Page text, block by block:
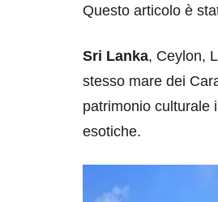
Questo articolo è
Sri Lanka, Ceylon,
stesso mare dei
patrimonio culturale
esotiche.